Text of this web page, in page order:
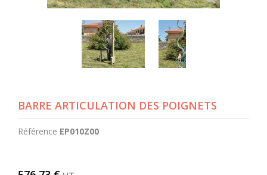
BARRE ARTICULATION DES POIGNETS
Référence EP010Z00